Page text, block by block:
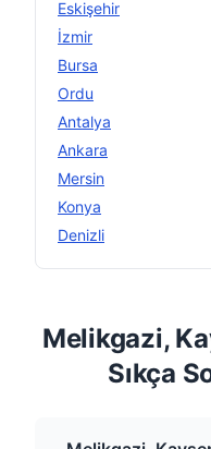
Eskişehir
İzmir
Bursa
Ordu
Antalya
Ankara
Mersin
Konya
Denizli
Melikgazi,
Sıkça